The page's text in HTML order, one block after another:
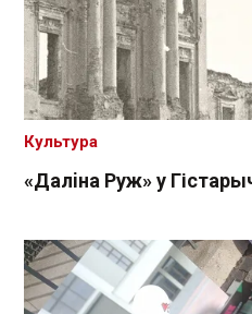
«Далiна Руж» у
Культура